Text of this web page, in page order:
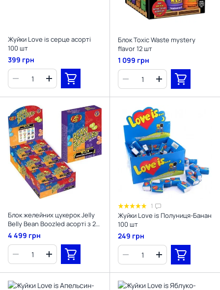
Жуйки Love is серце асорті
100 шт
399 грн
Блок Toxic Waste mystery
flavor 12 шт
1 099 грн
Блок желейних цукерок Jelly
Belly Bean Boozled асорті з 20
смаків 24x45 г.
4 499 грн
1
Жуйки Love is Полуниця-Банан
100 шт
249 грн